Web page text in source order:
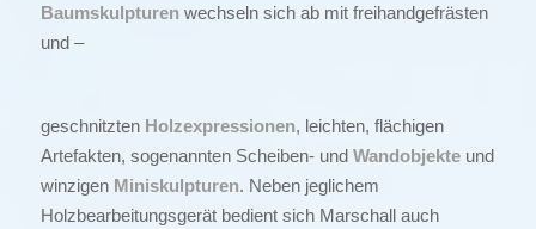
Baumskulpturen wechseln sich ab mit freihandgefrästen
und –
geschnitzten Holzexpressionen, leichten, flächigen
Artefakten, sogenannten Scheiben- und Wandobjekteund
winzigen Miniskulpturen. Neben jeglichem
Holzbearbeitungsgerät bedient sich Marschall auch